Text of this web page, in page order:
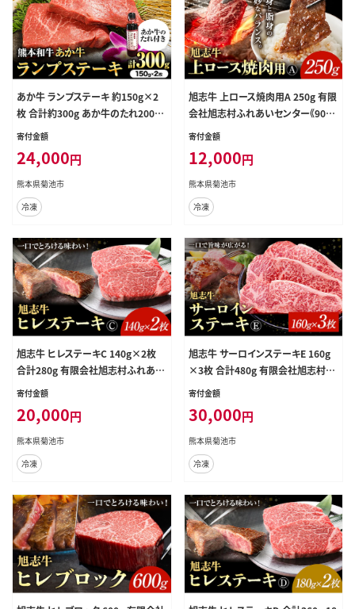
あか牛 ランプステーキ 約150g×2
枚 合計約300g あか牛のたれ200m
l付き 和牛 ステーキ ランプ 熊本県産
内に出荷予定(土日祝除く)》---071-1
438---
寄付金額
24,000円
熊本県菊池市
冷凍
旭志牛 上ロース焼肉用A 250g 有限
会社旭志村ふれあいセンター《90日
以内に出荷予定(土日祝除く)》お肉
冷凍 送料無料---001-1945---
寄付金額
12,000円
熊本県菊池市
冷凍
旭志牛 ヒレステーキC 140g×2枚
合計280g 有限会社旭志村ふれあい
センター 《90日以内に出荷予定(土
菊池ブランド牛 冷凍 送料無料---00
1-1951---
寄付金額
20,000円
熊本県菊池市
冷凍
旭志牛 サーロインステーキE 160g
×3枚 合計480g 有限会社旭志村ふ
れあいセンター《90日以内に出荷予
ン ステーキ 菊池ブランド牛 冷凍 送
料無料 ---001-1952---
寄付金額
30,000円
熊本県菊池市
冷凍